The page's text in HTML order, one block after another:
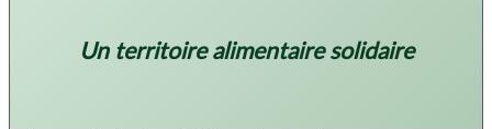
Un territoire alimentaire solidaire